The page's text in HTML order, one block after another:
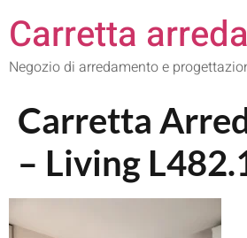
Carretta
Negozio di arredamento e
Carretta
– Living